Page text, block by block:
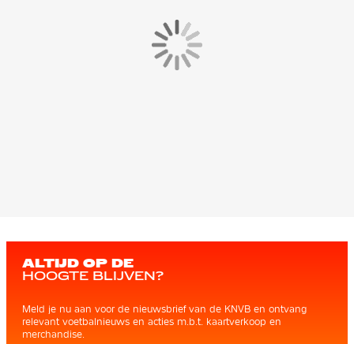
ALTIJD OP DE
HOOGTE BLIJVEN?
Meld je nu aan voor de nieuwsbrief van de KNVB en ontvang
relevant voetbalnieuws en acties m.b.t. kaartverkoop en
merchandise.